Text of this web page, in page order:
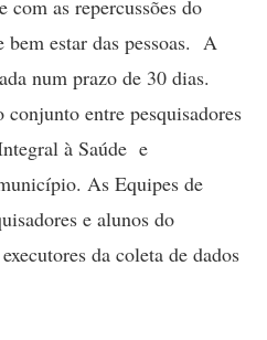
com as repercussões do
bem estar das pessoas. A
num prazo de 30 dias.
entre pesquisadores
à Saúde e
As Equipes de
e alunos do
da coleta de dados